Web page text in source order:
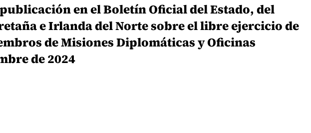
en el Boletín Oficial del Estado, del
e Irlanda del Norte sobre el libre ejercicio de
de Misiones Diplomáticas y Oficinas
de 2024